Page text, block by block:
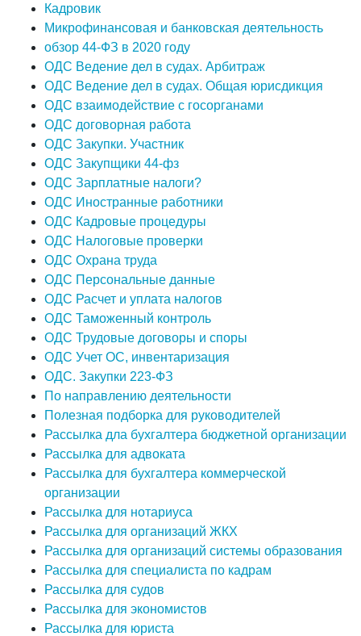
Кадровик
Микрофинансовая и банковская деятельность
обзор 44-ФЗ в 2020 году
ОДС Ведение дел в судах. Арбитраж
ОДС Ведение дел в судах. Общая юрисдикция
ОДС взаимодействие с госорганами
ОДС договорная работа
ОДС Закупки. Участник
ОДС Закупщики 44-фз
ОДС Зарплатные налоги?
ОДС Иностранные работники
ОДС Кадровые процедуры
ОДС Налоговые проверки
ОДС Охрана труда
ОДС Персональные данные
ОДС Расчет и уплата налогов
ОДС Таможенный контроль
ОДС Трудовые договоры и споры
ОДС Учет ОС, инвентаризация
ОДС. Закупки 223-ФЗ
По направлению деятельности
Полезная подборка для руководителей
Рассылка дла бухгалтера бюджетной организации
Рассылка для адвоката
Рассылка для бухгалтера коммерческой
организации
Рассылка для нотариуса
Рассылка для организаций ЖКХ
Рассылка для организаций системы образования
Рассылка для специалиста по кадрам
Рассылка для судов
Рассылка для экономистов
Рассылка для юриста